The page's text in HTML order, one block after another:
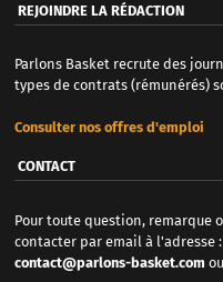
REJOINDRE LA RÉDACTION
Parlons Basket recrute des
types de contrats (rémunérés)
Consulter nos offres d'emploi
CONTACT
Pour toute question, remarque
contacter par email à l'adresse :
contact@parlons-basket.com